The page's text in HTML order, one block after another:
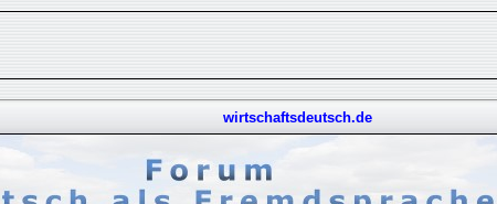
wirtschaftsdeutsch.de